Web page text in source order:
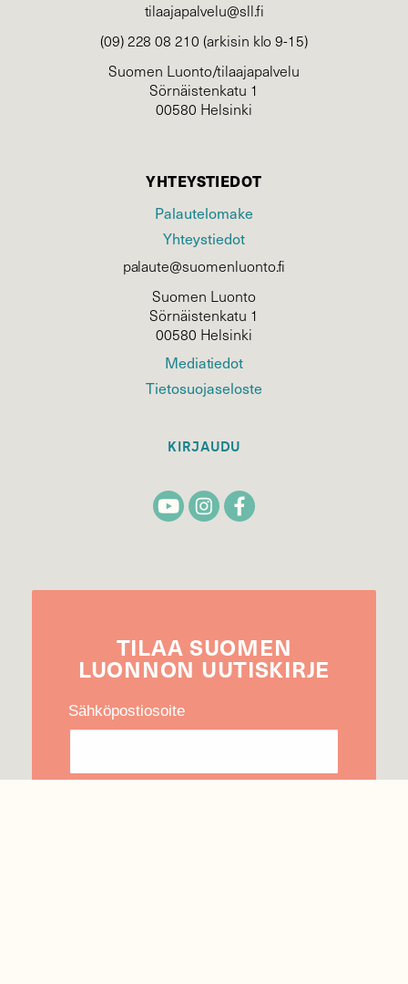
tilaajapalvelu@sll.fi
(09) 228 08 210 (arkisin klo 9-15)
Suomen Luonto/tilaajapalvelu
Sörnäistenkatu 1
00580 Helsinki
YHTEYSTIEDOT
Palautelomake
Yhteystiedot
palaute@suomenluonto.fi
Suomen Luonto
Sörnäistenkatu 1
00580 Helsinki
Mediatiedot
Tietosuojaseloste
KIRJAUDU
TILAA SUOMEN
LUONNON UUTIS­KIRJE
Sähköpostiosoite